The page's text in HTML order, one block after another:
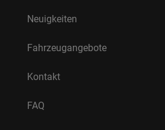
Neuigkeiten
Fahrzeugangebote
Kontakt
FAQ